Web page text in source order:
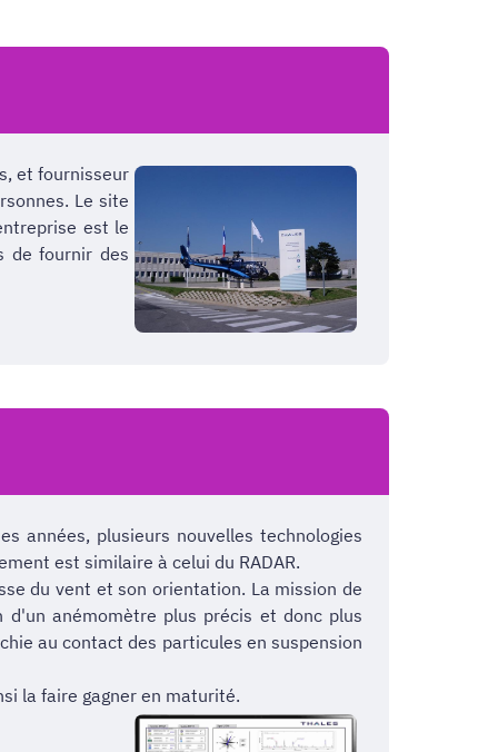
et fournisseur
Le site
est le
de fournir des
années, plusieurs nouvelles technologies
est similaire à celui du RADAR.
du vent et son orientation. La mission de
d'un anémomètre plus précis et donc plus
au contact des particules en suspension
la faire gagner en maturité.